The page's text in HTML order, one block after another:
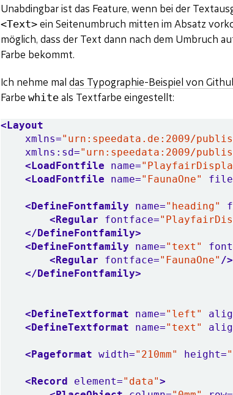
Unabdingbar ist das Feature, wenn bei der
<Text> ein Seitenumbruch mitten im Absatz
möglich, dass der Text dann nach dem Umbruch
Farbe bekommt.
Ich nehme mal das Typographie-Beispiel von
Farbe white als Textfarbe eingestellt:
<Layout
xmlns="urn:speedata.de:2009/
xmlns:sd="urn:speedata:2009/
<LoadFontfile
name=
<LoadFontfile
name="FaunaOne"
<DefineFontfamily name="heading"
<Regular
fontface=
</DefineFontfamily>
<DefineFontfamily
name="text"
<Regular
fontface="FaunaOne" />
</DefineFontfamily>
<DefineTextformat name="left"
<DefineTextformat
name="text"
<Pageformat width="210mm" height=
<Record element="data">